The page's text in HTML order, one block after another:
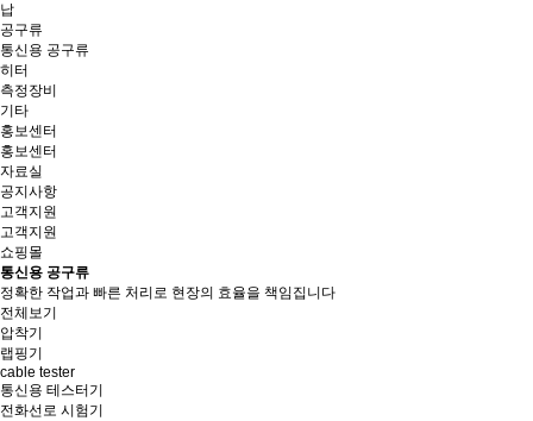
납
공구류
통신용 공구류
히터
측정장비
기타
홍보센터
홍보센터
자료실
공지사항
고객지원
고객지원
쇼핑몰
통신용 공구류
정확한 작업과 빠른 처리로 현장의 효율을 책임집니다
전체보기
압착기
랩핑기
cable tester
통신용 테스터기
전화선로 시험기